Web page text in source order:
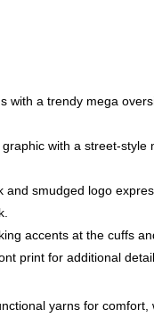
以上免運費
with a trendy mega
with a street-style
and smudged logo
accents at the cuffs
print for additional detail.
yarns for comfort,